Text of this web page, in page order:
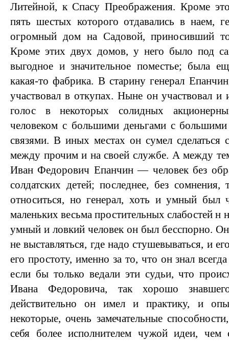
Литейной, к Спасу Преображения. Кроме
пять шестых которого отдавались в наем,
огромный дом на Садовой, приносивший
Кроме этих двух домов, у него было под
выгодное и значительное поместье; была
какая-то фабрика. В старину генерал
участвовал в откупах. Ныне он участвовал и
голос в некоторых солидных
человеком с большими деньгами с
связями. В иных местах он сумел сделаться
между прочим и на своей службе. А между
Иван Федорович Епанчин — человек без
солдатских детей; последнее, без
относиться, но генерал, хоть и умный был
маленьких весьма простительных слабостей
умный и ловкий человек он был бесспорно.
не выставляться, где надо стушевываться, и
его простоту, именно за то, что он знал
если бы только ведали эти судьи, что
Ивана Федоровича, так хорошо
действительно он имел и практику, и
некоторые, очень замечательные
себя более исполнителем чужой идеи,